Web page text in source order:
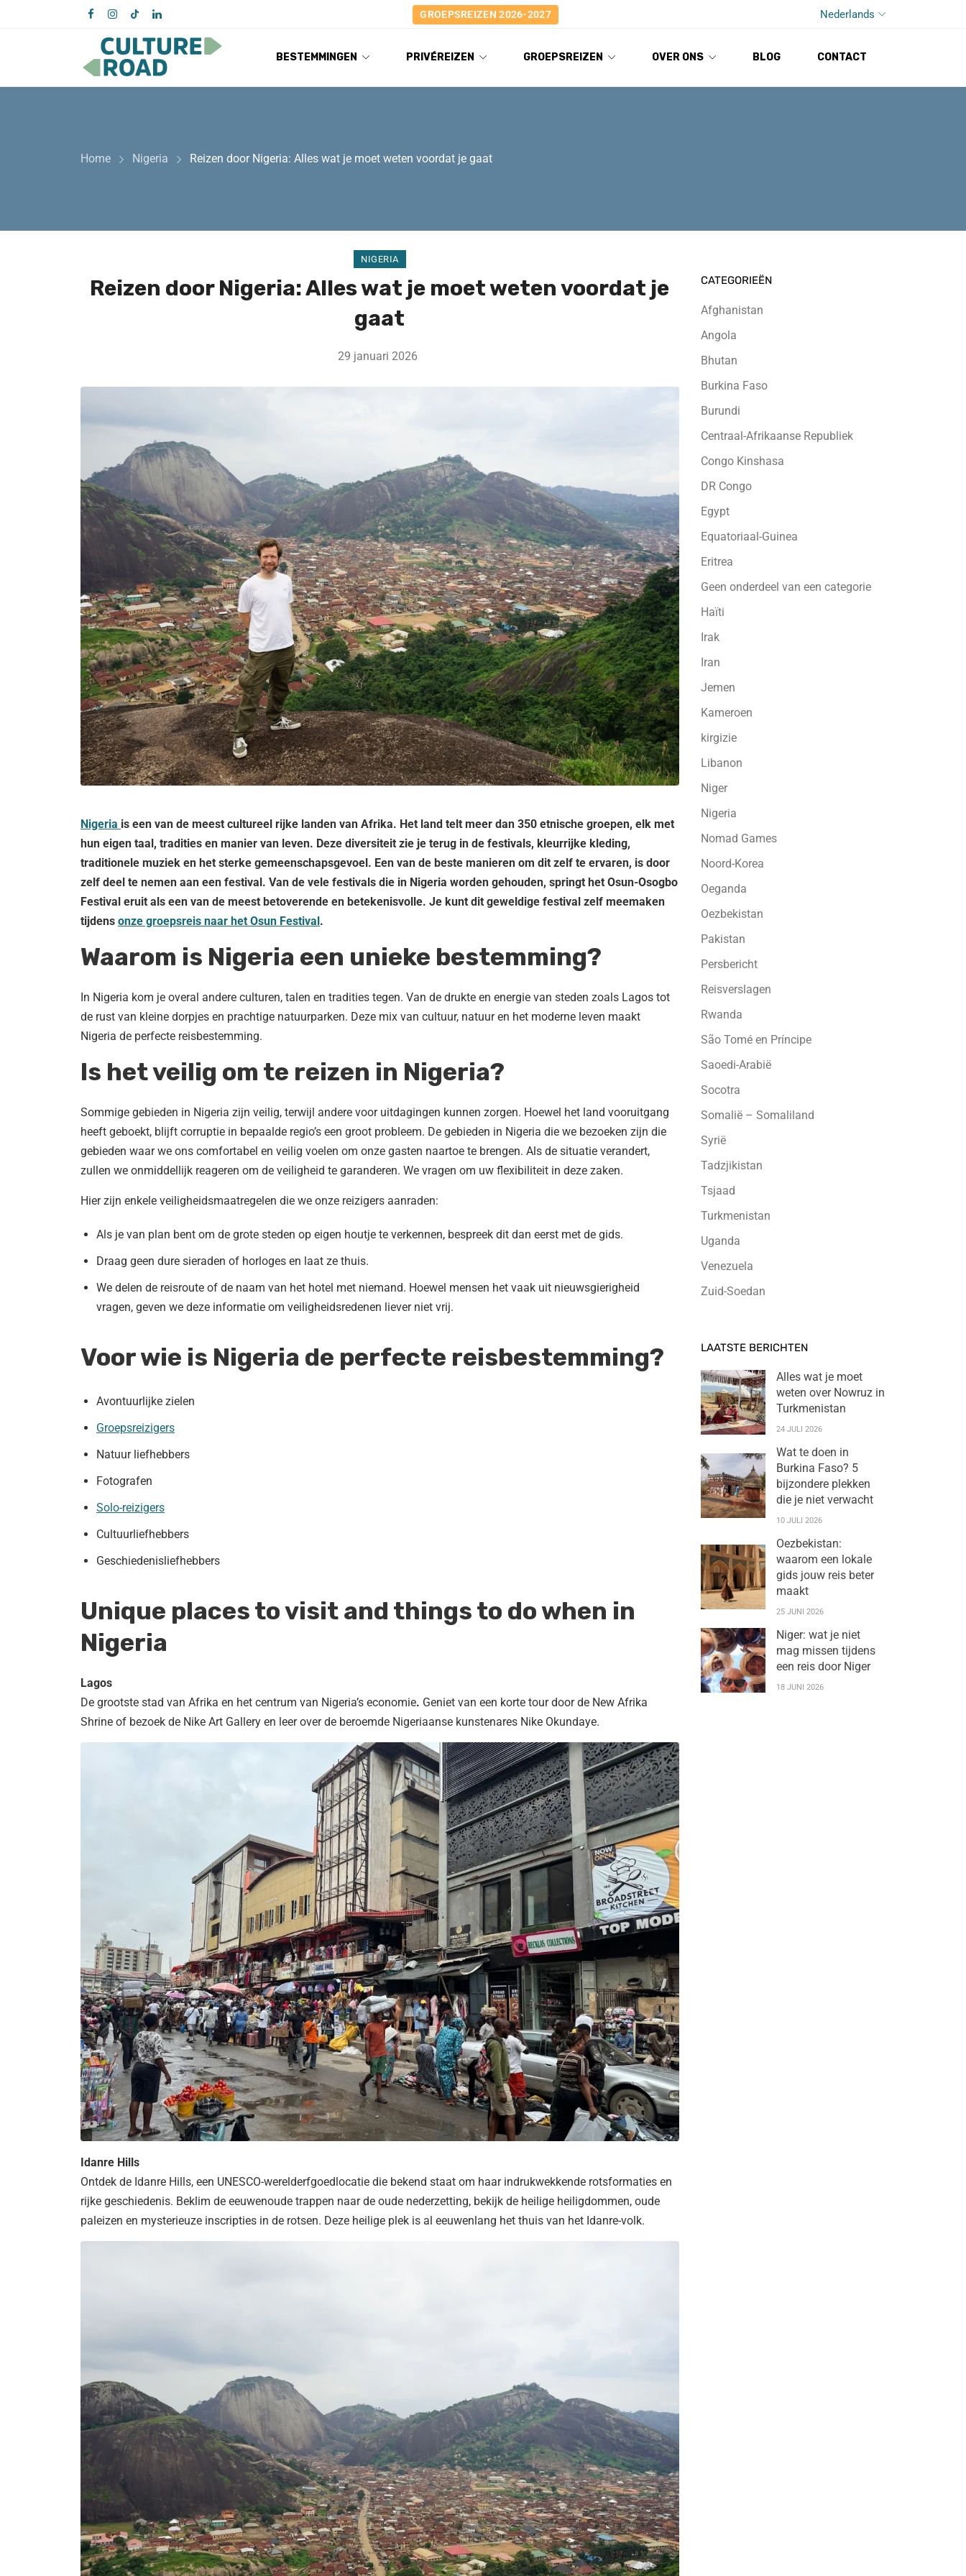
GROEPSREIZEN 2026-2027 Nederlands
BESTEMMINGEN PRIVÉREIZEN GROEPSREIZEN OVER ONS BLOG CONTACT
Home Nigeria Reizen door Nigeria: Alles wat je moet weten voordat je gaat
NIGERIA
Reizen door Nigeria: Alles wat je moet weten voordat je
gaat
29 januari 2026
Nigeria is een van de meest cultureel rijke landen van Afrika. Het land telt meer dan 350 etnische groepen, elk met
hun eigen taal, tradities en manier van leven. Deze diversiteit zie je terug in de festivals, kleurrijke kleding,
traditionele muziek en het sterke gemeenschapsgevoel. Een van de beste manieren om dit zelf te ervaren, is door
zelf deel te nemen aan een festival. Van de vele festivals die in Nigeria worden gehouden, springt het Osun-Osogbo
Festival eruit als een van de meest betoverende en betekenisvolle. Je kunt dit geweldige festival zelf meemaken
tijdens onze groepsreis naar het Osun Festival.
Waarom is Nigeria een unieke bestemming?
In Nigeria kom je overal andere culturen, talen en tradities tegen. Van de drukte en energie van steden zoals Lagos tot
de rust van kleine dorpjes en prachtige natuurparken. Deze mix van cultuur, natuur en het moderne leven maakt
Nigeria de perfecte reisbestemming.
Is het veilig om te reizen in Nigeria?
Sommige gebieden in Nigeria zijn veilig, terwijl andere voor uitdagingen kunnen zorgen. Hoewel het land vooruitgang
heeft geboekt, blijft corruptie in bepaalde regio’s een groot probleem. De gebieden in Nigeria die we bezoeken zijn die
gebieden waar we ons comfortabel en veilig voelen om onze gasten naartoe te brengen. Als de situatie verandert,
zullen we onmiddellijk reageren om de veiligheid te garanderen. We vragen om uw flexibiliteit in deze zaken.
Hier zijn enkele veiligheidsmaatregelen die we onze reizigers aanraden:
Als je van plan bent om de grote steden op eigen houtje te verkennen, bespreek dit dan eerst met de gids.
Draag geen dure sieraden of horloges en laat ze thuis.
We delen de reisroute of de naam van het hotel met niemand. Hoewel mensen het vaak uit nieuwsgierigheid
vragen, geven we deze informatie om veiligheidsredenen liever niet vrij.
Voor wie is Nigeria de perfecte reisbestemming?
Avontuurlijke zielen
Groepsreizigers
Natuur liefhebbers
Fotografen
Solo-reizigers
Cultuurliefhebbers
Geschiedenisliefhebbers
Unique places to visit and things to do when in
Nigeria
Lagos
De grootste stad van Afrika en het centrum van Nigeria’s economie. Geniet van een korte tour door de New Afrika
Shrine of bezoek de Nike Art Gallery en leer over de beroemde Nigeriaanse kunstenares Nike Okundaye.
Idanre Hills
Ontdek de Idanre Hills, een UNESCO-werelderfgoedlocatie die bekend staat om haar indrukwekkende rotsformaties en
rijke geschiedenis. Beklim de eeuwenoude trappen naar de oude nederzetting, bekijk de heilige heiligdommen, oude
paleizen en mysterieuze inscripties in de rotsen. Deze heilige plek is al eeuwenlang het thuis van het Idanre-volk.
CATEGORIEËN
Afghanistan
Angola
Bhutan
Burkina Faso
Burundi
Centraal-Afrikaanse Republiek
Congo Kinshasa
DR Congo
Egypt
Equatoriaal-Guinea
Eritrea
Geen onderdeel van een categorie
Haïti
Irak
Iran
Jemen
Kameroen
kirgizie
Libanon
Niger
Nigeria
Nomad Games
Noord-Korea
Oeganda
Oezbekistan
Pakistan
Persbericht
Reisverslagen
Rwanda
São Tomé en Príncipe
Saoedi-Arabië
Socotra
Somalië – Somaliland
Syrië
Tadzjikistan
Tsjaad
Turkmenistan
Uganda
Venezuela
Zuid-Soedan
LAATSTE BERICHTEN
Alles wat je moet
weten over Nowruz in
Turkmenistan
24 JULI 2026
Wat te doen in
Burkina Faso? 5
bijzondere plekken
die je niet verwacht
10 JULI 2026
Oezbekistan:
waarom een lokale
gids jouw reis beter
maakt
25 JUNI 2026
Niger: wat je niet
mag missen tijdens
een reis door Niger
18 JUNI 2026